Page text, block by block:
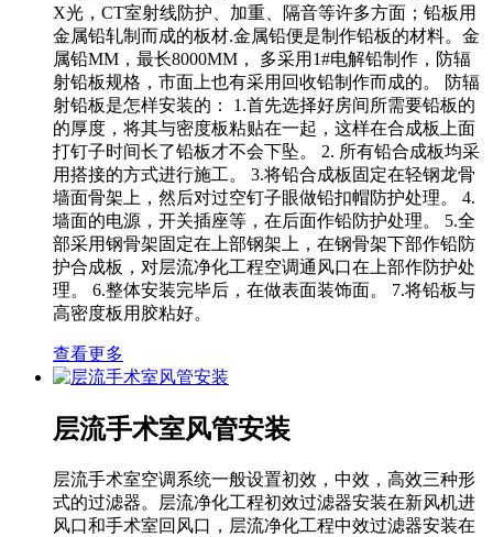
X光，CT室射线防护、加重、隔音等许多方面；铅板用
金属铅轧制而成的板材.金属铅便是制作铅板的材料。金
属铅MM，最长8000MM， 多采用1#电解铅制作，防辐
射铅板规格，市面上也有采用回收铅制作而成的。 防辐
射铅板是怎样安装的： 1.首先选择好房间所需要铅板的
的厚度，将其与密度板粘贴在一起，这样在合成板上面
打钉子时间长了铅板才不会下坠。 2. 所有铅合成板均采
用搭接的方式进行施工。 3.将铅合成板固定在轻钢龙骨
墙面骨架上，然后对过空钉子眼做铅扣帽防护处理。 4.
墙面的电源，开关插座等，在后面作铅防护处理。 5.全
部采用钢骨架固定在上部钢架上，在钢骨架下部作铅防
护合成板，对层流净化工程空调通风口在上部作防护处
理。 6.整体安装完毕后，在做表面装饰面。 7.将铅板与
高密度板用胶粘好。
查看更多
层流手术室风管安装
层流手术室空调系统一般设置初效，中效，高效三种形
式的过滤器。层流净化工程初效过滤器安装在新风机进
风口和手术室回风口，层流净化工程中效过滤器安装在